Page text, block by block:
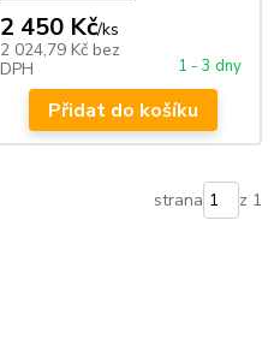
2 450 Kč/ks
2 024,79 Kč bez
DPH
1 - 3 dny
Přidat do košíku
strana z 1